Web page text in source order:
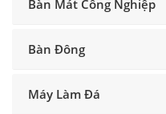
Bàn Mát Công Nghiệp
Bàn Đông
Máy Làm Đá